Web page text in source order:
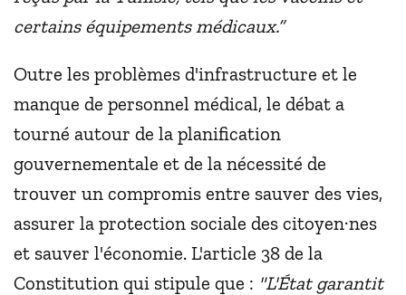
certains équipements médicaux.”
Outre les problèmes d'infrastructure et le
manque de personnel médical, le débat a
tourné autour de la planification
gouvernementale et de la nécessité de
trouver un compromis entre sauver des vies,
assurer la protection sociale des citoyen·nes
et sauver l'économie. L'article 38 de la
Constitution qui stipule que : "L'État garantit